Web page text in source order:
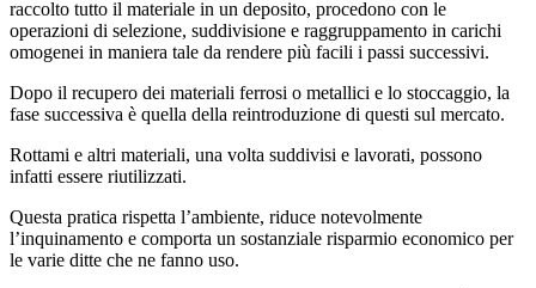
raccolto tutto il materiale in un deposito, procedono con le
operazioni di selezione, suddivisione e raggruppamento in carichi
omogenei in maniera tale da rendere più facili i passi successivi.
Dopo il recupero dei materiali ferrosi o metallici e lo stoccaggio, la
fase successiva è quella della reintroduzione di questi sul mercato.
Rottami e altri materiali, una volta suddivisi e lavorati, possono
infatti essere riutilizzati.
Questa pratica rispetta l’ambiente, riduce notevolmente
l’inquinamento e comporta un sostanziale risparmio economico per
le varie ditte che ne fanno uso.